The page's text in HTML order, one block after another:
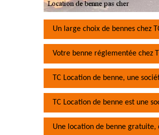
Un large choix de bennes chez
Votre benne réglementée chez
TC Location de benne, une
TC Location de benne est une
Une location de benne gratuite,